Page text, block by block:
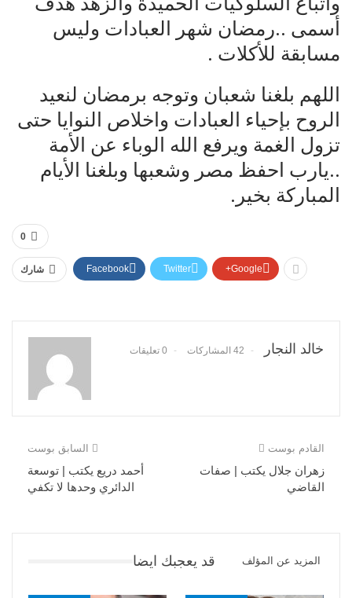
أسمى ..رمضان شهر العبادات وليس
مسابقة للأكلات .
اللهم بلغنا شعبان وتوجه برمضان لنعيد
الروح بإحياء العبادات واخلاص النوايا حتى
تزول الغمة ويرفع الله الوباء عن الأمة
..يارب احفظ مصر وشعبها وبلغنا الأيام
المباركة بخير.
0
شارك Facebook Twitter Google+
خالد النجار 42 المشاركات 0 تعليقات
السابق بوست
أحمد دريع يكتب | توسعة
الدائري وحدها لا تكفي
القادم بوست
زهران جلال يكتب | صفات
القاضي
قد يعجبك ايضا المزيد عن المؤلف